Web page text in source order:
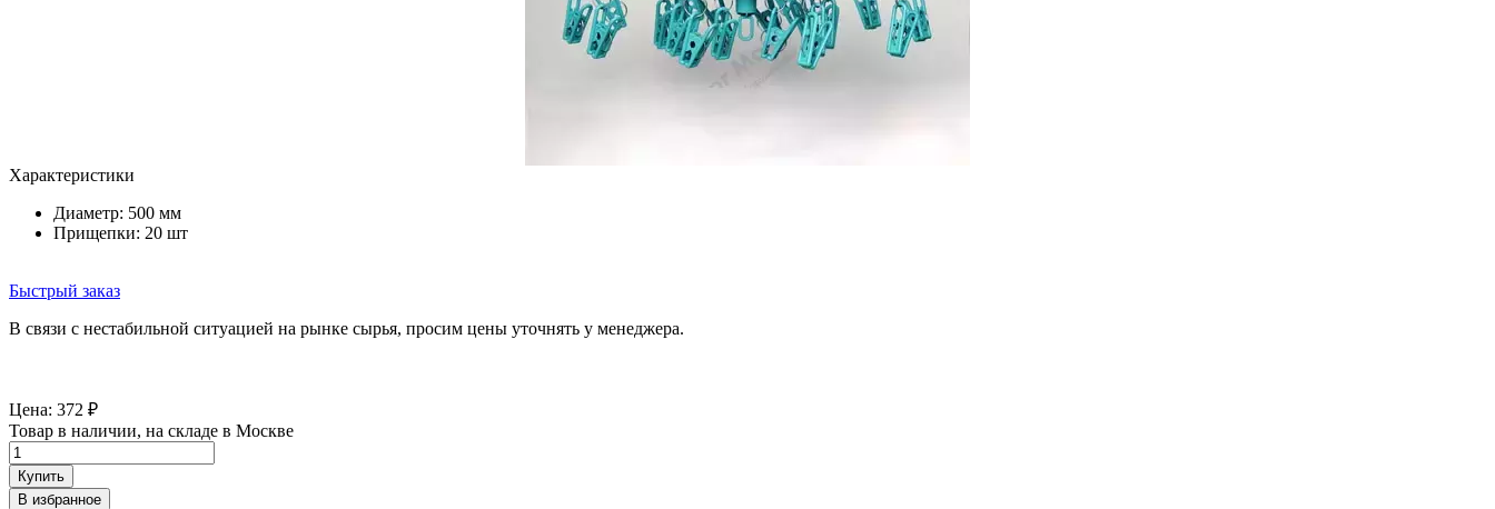
Характеристики
Диаметр: 500 мм
Прищепки: 20 шт
Быстрый заказ
В связи с нестабильной ситуацией на рынке сырья, просим цены уточнять у менеджера.
Цена: 372 ₽
Товар в наличии, на складе в Москве
Купить
В избранное